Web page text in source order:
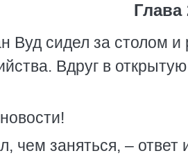
Глава
Вуд сидел за столом
Вдруг в
чем заняться, – ответ